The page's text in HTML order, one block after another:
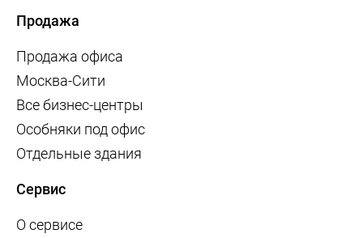
Продажа
Продажа офиса
Москва-Сити
Все бизнес-центры
Особняки под офис
Отдельные здания
Сервис
О сервисе